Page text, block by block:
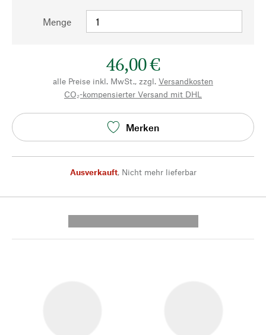
Menge
46,00 €
alle Preise inkl. MwSt., zzgl. Versandkosten
CO₂-kompensierter Versand mit DHL
Merken
Ausverkauft, Nicht mehr lieferbar